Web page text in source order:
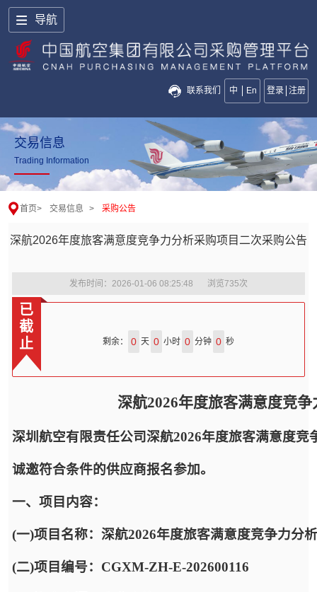
导航
联系我们 中 En 登录 注册
交易信息
Trading Information
首页> 交易信息 > 采购公告
深航2026年度旅客满意度竞争力分析采购项目二次采购公告
发布时间：2026-01-06 08:25:48 浏览735次
已
截
止
剩余： 0 天 0 小时 0 分钟 0 秒
深航2026年度旅客满意度竞
深圳航空有限责任公司深航2026年度旅客满意度
诚邀符合条件的供应商报名参加。
一、项目内容：
(一)项目名称：深航2026年度旅客满意度竞争力分
(二)项目编号：CGXM-ZH-E-202600116